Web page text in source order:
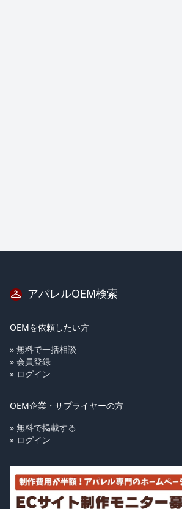
アパレルOEM検索
OEMを依頼したい方
» 無料で一括相談
» 会員登録
» ログイン
OEM企業・サプライヤーの方
» 無料で掲載する
» ログイン